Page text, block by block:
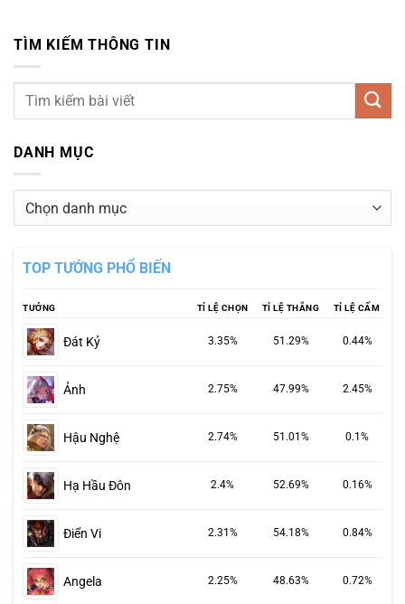
TÌM KIẾM THÔNG TIN
DANH MỤC
Danh
TOP TƯỚNG PHỔ BIẾN
TƯỚNG TỈ LỆ CHỌN TỈ LỆ THẮNG TỈ LỆ CẤM
Đát Kỷ 3.35% 51.29% 0.44%
Ảnh 2.75% 47.99% 2.45%
Hậu Nghệ 2.74% 51.01% 0.1%
Hạ Hầu Đôn 2.4% 52.69% 0.16%
Điển Vi 2.31% 54.18% 0.84%
Angela 2.25% 48.63% 0.72%